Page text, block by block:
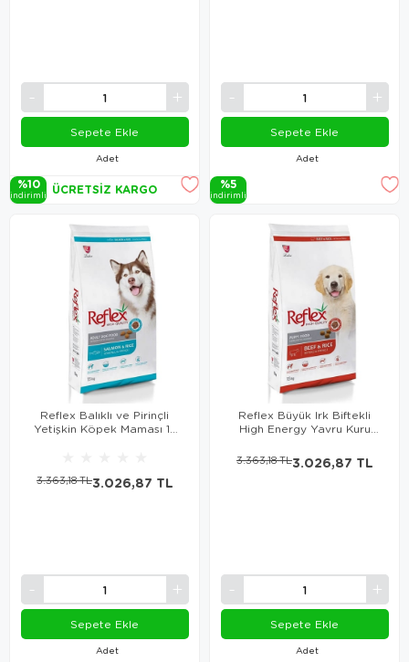
Adet
Sepete Ekle
%10
i̇ndi̇ri̇mli̇ ÜCRETSIZ KARGO
Adet
Sepete Ekle
%5
i̇ndi̇ri̇mli̇
Reflex Balıklı ve Pirinçli
Yetişkin Köpek Maması 15
Adet
3.026,87 TL
3.363,18 TL
Sepete Ekle
Reflex Büyük Irk Biftekli
High Energy Yavru Kuru
Adet
3.026,87 TL
3.363,18 TL
Sepete Ekle